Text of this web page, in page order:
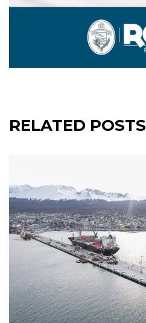
RELATED POSTS